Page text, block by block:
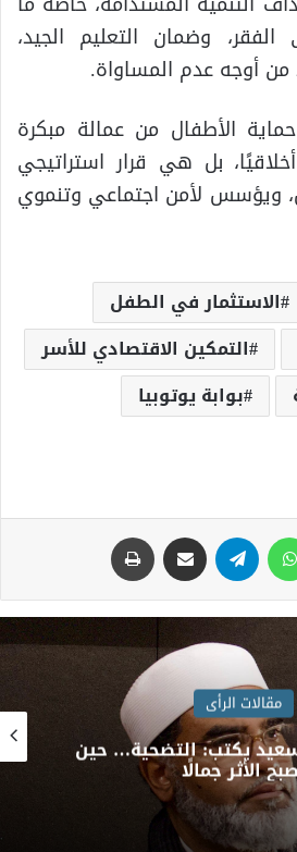
وضمان التعليم الجيد،
من أوجه عدم المساواة.
الأطفال من عمالة مبكرة
بل هي قرار استراتيجي
ويؤسس لأمن اجتماعي وتنموي
الاستثمار في الطفل
التمكين الاقتصادي للأسر
بوابة يوتوبيا
حين
لواء
••